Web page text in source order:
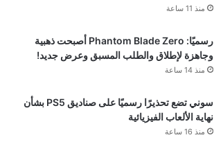
منذ 11 ساعة
رسميًا: Phantom Blade Zero أصبحت ذهبية
وجاهزة لإطلاق والطلب المسبق وعرض جديد!
منذ 14 ساعة
سوني تضع تحذيرًا رسميًا على صناديق PS5 بشأن
نهاية الألعاب الفيزيائية
منذ 16 ساعة